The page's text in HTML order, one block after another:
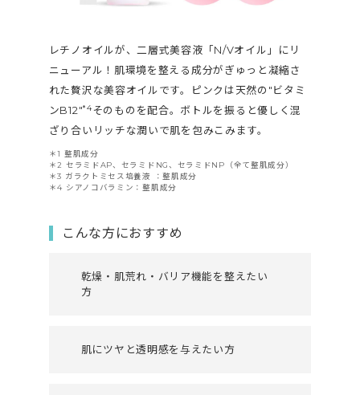
レチノオイルが、二層式美容液「N/Vオイル」にリ
ニューアル！肌環境を整える成分がぎゅっと凝縮さ
れた贅沢な美容オイルです。ピンクは天然の"ビタミ
ンB12"*4そのものを配合。ボトルを振ると優しく混
ざり合いリッチな潤いで肌を包みこみます。
＊1 整肌成分
＊2 セラミドAP、セラミドNG、セラミドNP（全て整肌成分）
＊3 ガラクトミセス培養液 ：整肌成分
＊4 シアノコバラミン：整肌成分
こんな方におすすめ
乾燥・肌荒れ・バリア機能を整えたい
方
肌にツヤと透明感を与えたい方